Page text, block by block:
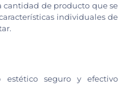
cantidad de producto que se
individuales de
seguro y efectivo